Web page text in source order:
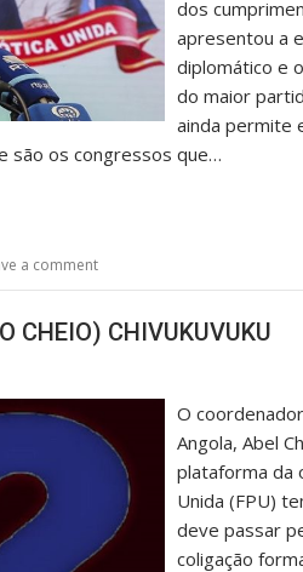
dos
apresentou a
diplomático e
do maior
ainda permite
são os congressos que…
a comment
CHEIO) CHIVUKUVUKU
O
Angola, Abel
plataforma da
Unida (FPU)
deve passar
coligação